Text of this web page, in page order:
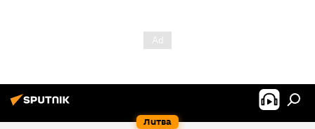
Литва